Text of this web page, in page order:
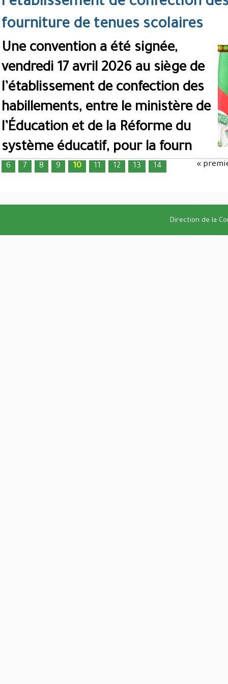
fourniture de tenues scolaires
Une convention a été signée,
vendredi 17 avril 2026 au siège de
l’établissement de confection des
habillements, entre le ministère de
l’Éducation et de la Réforme du
système éducatif, pour la fourn
Pages «
6 7 8 9 10 11 12 13 14
Direction de la